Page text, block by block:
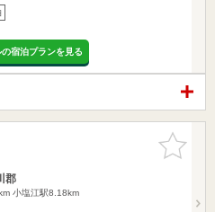
宿泊プランを見る
お気に入
りに追加
郡
小塩江駅8.18km